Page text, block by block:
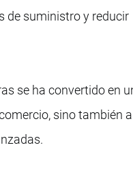
de suministro y reducir
se ha convertido en
sino también